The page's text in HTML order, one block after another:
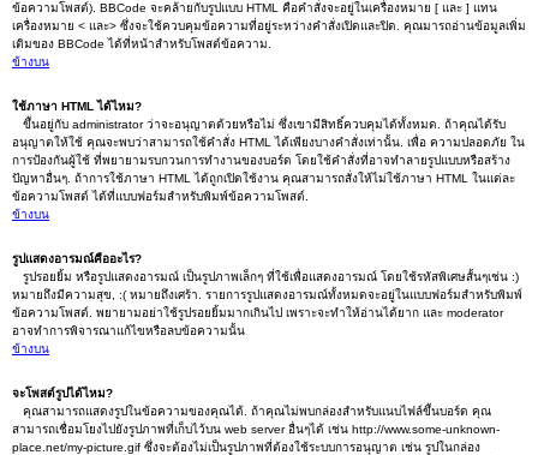
ข้อความโพสต์). BBCode จะคล้ายกับรูปแบบ HTML คือคำสั่งจะอยู่ในเครื่องหมาย [ และ ] แทน
เครื่องหมาย < และ> ซึ่งจะใช้ควบคุมข้อความที่อยู่ระหว่างคำสั่งเปิดและปิด. คุณมารถอ่านข้อมูลเพิ่ม
เติมของ BBCode ได้ที่หน้าสำหรับโพสต์ข้อความ.
ข้างบน
ใช้ภาษา HTML ได้ไหม?
ขึ้นอยู่กับ administrator ว่าจะอนุญาตด้วยหรือไม่ ซึ่งเขามีสิทธิ์ควบคุมได้ทั้งหมด. ถ้าคุณได้รับ
อนุญาตให้ใช้ คุณจะพบว่าสามารถใช้คำสั่ง HTML ได้เพียงบางคำสั่งเท่านั้น. เพื่อ ความปลอดภัย ใน
การป้องกันผู้ใช้ ที่พยายามรบกวนการทำงานของบอร์ด โดยใช้คำสั่งที่อาจทำลายรูปแบบหรือสร้าง
ปัญหาอื่นๆ. ถ้าการใช้ภาษา HTML ได้ถูกเปิดใช้งาน คุณสามารถสั่งให้ไม่ใช้ภาษา HTML ในแต่ละ
ข้อความโพสต์ ได้ที่แบบฟอร์มสำหรับพิมพ์ข้อความโพสต์.
ข้างบน
รูปแสดงอารมณ์คืออะไร?
รูปรอยยิ้ม หรือรูปแสดงอารมณ์ เป็นรูปภาพเล็กๆ ที่ใช้เพื่อแสดงอารมณ์ โดยใช้รหัสพิเศษสั้นๆเช่น :)
หมายถึงมีความสุข, :( หมายถึงเศร้า. รายการรูปแสดงอารมณ์ทั้งหมดจะอยู่ในแบบฟอร์มสำหรับพิมพ์
ข้อความโพสต์. พยายามอย่าใช้รูปรอยยิ้มมากเกินไป เพราะจะทำให้อ่านได้ยาก และ moderator
อาจทำการพิจารณาแก้ไขหรือลบข้อความนั้น
ข้างบน
จะโพสต์รูปได้ไหม?
คุณสามารถแสดงรูปในข้อความของคุณได้. ถ้าคุณไม่พบกล่องสำหรับแนบไฟล์ขึ้นบอร์ด คุณ
สามารถเชื่อมโยงไปยังรูปภาพที่เก็บไว้บน web server อื่นๆได้ เช่น http://www.some-unknown-
place.net/my-picture.gif ซึ่งจะต้องไม่เป็นรูปภาพที่ต้องใช้ระบบการอนุญาต เช่น รูปในกล่อง